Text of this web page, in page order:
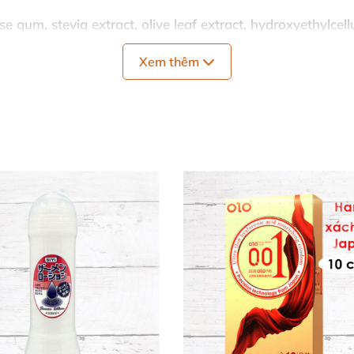
gum, stevia extract, olive leaf extract,
paraben, không đường.
cao su hoặc lên đồ chơi tình dục.
nước ấm và xà phòng.
cho oral sex đầy đam mê.
da nhạy cảm nhất. ✨
Xem thêm